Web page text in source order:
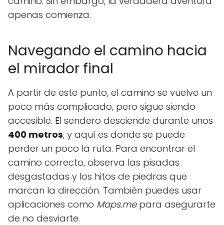
apenas comienza.
Navegando el camino hacia
el mirador final
A partir de este punto, el camino se vuelve un
poco más complicado, pero sigue siendo
accesible. El sendero desciende durante unos
400 metros, y aquí es donde se puede
perder un poco la ruta. Para encontrar el
camino correcto, observa las pisadas
desgastadas y los hitos de piedras que
marcan la dirección. También puedes usar
aplicaciones como Maps.mepara asegurarte
de no desviarte.